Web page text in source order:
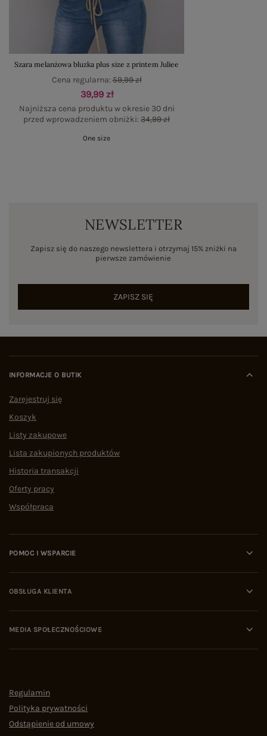
Szara melanżowa bluzka plus size z printem Juliee
39,99 zł
Najniższa cena produktu w okresie 30 dni
przed wprowadzeniem obniżki:34,99 zł
Cena regularna:59,99 zł
One size
NEWSLETTER
Zapisz się do naszego newslettera i otrzymaj 15% zniżki na
pierwsze zamówienie
ZAPISZ SIĘ
INFORMACJE O BUTIK
Zarejestruj się
Koszyk
Listy zakupowe
Lista zakupionych produktów
Historia transakcji
Oferty pracy
Współpraca
POMOC I WSPARCIE
OBSŁUGA KLIENTA
MEDIA SPOŁECZNOŚCIOWE
Regulamin
Polityka prywatności
Odstąpienie od umowy